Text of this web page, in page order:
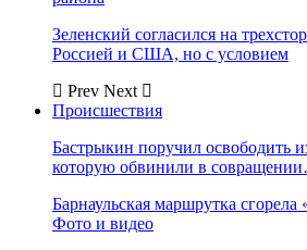
Зеленский согласился на
Россией и США, но с условием
Prev Next
Происшествия
Бастрыкин поручил освободить
которую обвинили в
Барнаульская маршрутка сгорела
Фото и видео